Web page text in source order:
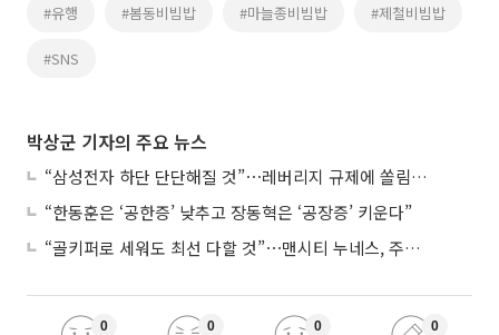
#유행 #봄동비빔밥 #마늘종비빔밥 #제철비빔밥
#SNS
박상군 기자의 주요 뉴스
“삼성전자 하단 단단해질 것”⋯레버리지 규제에 쏠림 완화
“한동훈은 ‘공한증’ 낮추고 장동혁은 ‘공장증’ 키운다”
“골키퍼로 세워도 최선 다할 것”⋯맨시티 누네스, 주전 경쟁 각오
0 0 0 0